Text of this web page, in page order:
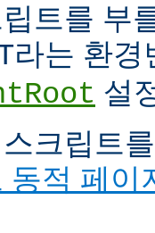
트를 부
라는 환경
설
크립트
동적 페이